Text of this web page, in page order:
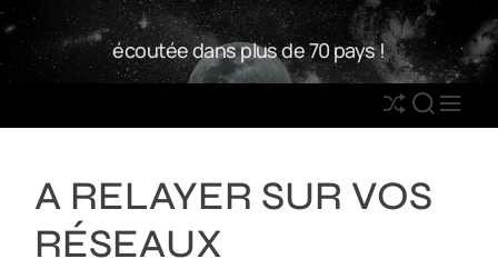
S
k
i
W
2
R
écoutée dans plus de 70 pays !
S
h
ff
l
S
E
R
C
M
E
A RELAYER SUR VOS
RÉSEAUX